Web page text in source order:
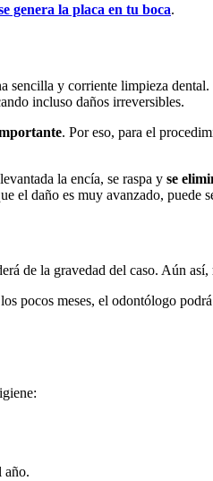
genera la placa en tu boca.
sencilla y corriente limpieza
incluso daños irreversibles.
. Por eso, para el
la encía, se raspa y se
el daño es muy avanzado, puede
de la gravedad del caso. Aún así,
pocos meses, el odontólogo
año.